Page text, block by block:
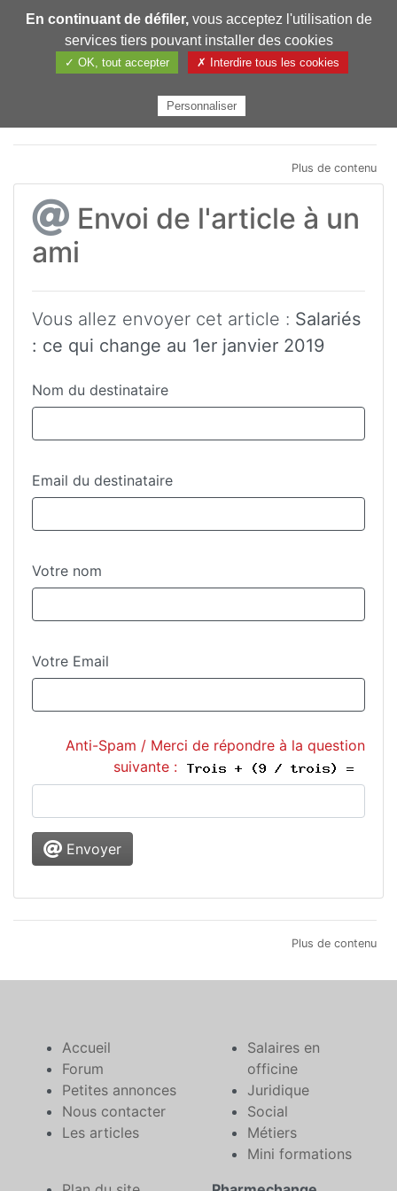
Pharmechange
Plus de contenu
Envoi de l'article à un
ami
Vous allez envoyer cet article : Salariés
: ce qui change au 1er janvier 2019
Nom du destinataire
Email du destinataire
Votre nom
Votre Email
Anti-Spam / Merci de répondre à la question
suivante :
Envoyer
Plus de contenu
Accueil
Forum
Petites annonces
Nous contacter
Les articles
Salaires en
officine
Juridique
Social
Métiers
Mini formations
En continuant de défiler,vous acceptez l'utilisation de
services tiers pouvant installer des cookies
✓ OK, tout accepter ✗ Interdire tous les cookies
Personnaliser